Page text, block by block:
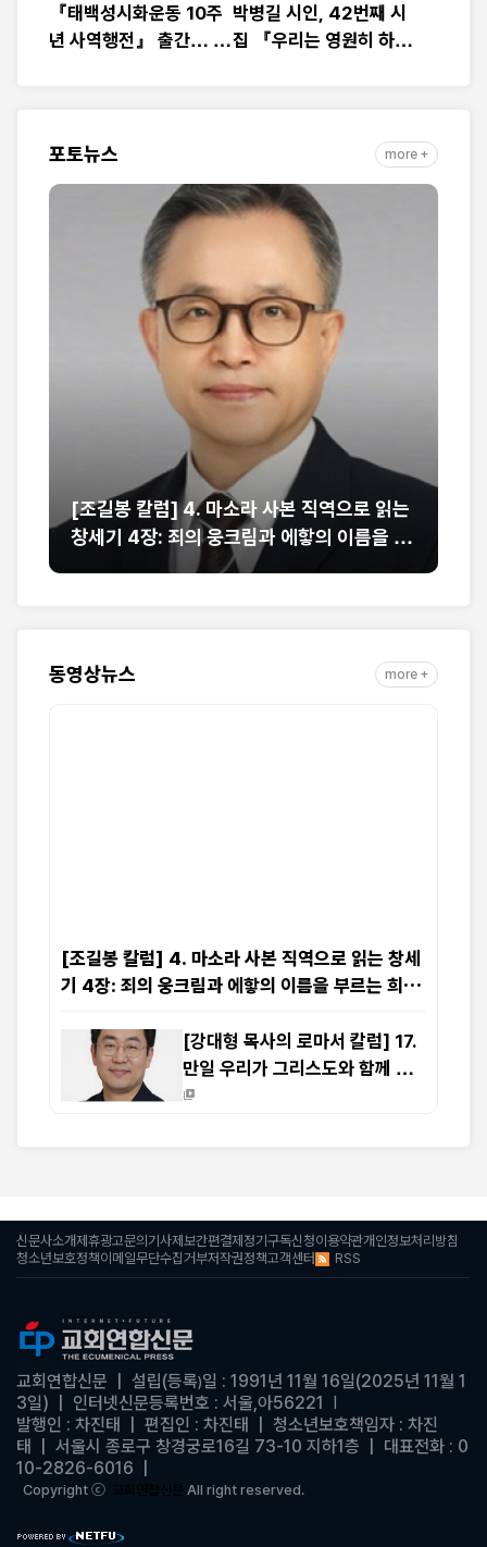
『태백성시화운동 10주
년 사역행전』 출간… 교
박병길 시인, 42번째 시
집 『우리는 영원히 하
포토뉴스 more +
으로 읽는
이름을 부
[강대형 목사의 로마서 칼럼] 17. 만일 우리
그리스도와 함께 죽었으면 또한 그와 함께
줄을 믿노니 (롬 6:8-9)
동영상뉴스 more +
[조길봉 칼럼] 4. 마소라 사본 직역으로 읽는 창세
기 4장: 죄의 웅크림과 에핳의 이름을 부르는 희생
[강대형 목사의 로마서 칼럼] 17.
만일 우리가 그리스도와 함께 죽
었으면 또한 그와 함께 살 줄을 믿
신문사소개제휴광고문의 기사제보간편결제 정기구독신청이용약관개인정보처리방침
청소년보호정책 이메일무단수집거부저작권정책고객센터 RSS
교회연합신문 | 설립(등록)일 : 1991년 11월 16일(2025년 11월 1
3일)
인터넷신문등록번호 : 서울,아56221
발행인 : 차진태 | 편집인 : 차진태
청소년보호책임자 : 차진
태
| 서울시 종로구 창경궁로16길 73-10 지하1층 | 대표전화 : 0
10-2826-6016
Copyright ⓒ 교회연합신문 All right reserved.